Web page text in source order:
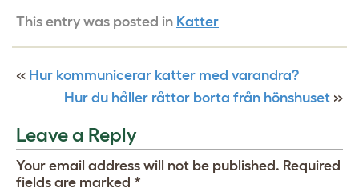
This entry was posted in Katter
« Hur kommunicerar katter med varandra?
Hur du håller råttor borta från hönshuset »
Leave a Reply
Your email address will not be published. Required
fields are marked *